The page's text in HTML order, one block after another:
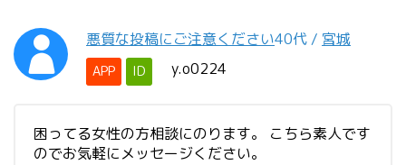
悪質な投稿にご注意ください40代 / 宮城
APP ID y.o0224
困ってる女性の方相談にのります。 こちら素人です
のでお気軽にメッセージください。